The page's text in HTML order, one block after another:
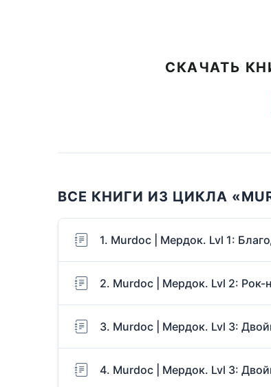
СКАЧАТЬ
ВСЕ КНИГИ ИЗ ЦИКЛА
1. Murdoc | Мердок. Lvl 1:
2. Murdoc | Мердок. Lvl 2: Рок-
3. Murdoc | Мердок. Lvl 3:
4. Murdoc | Мердок. Lvl 3: